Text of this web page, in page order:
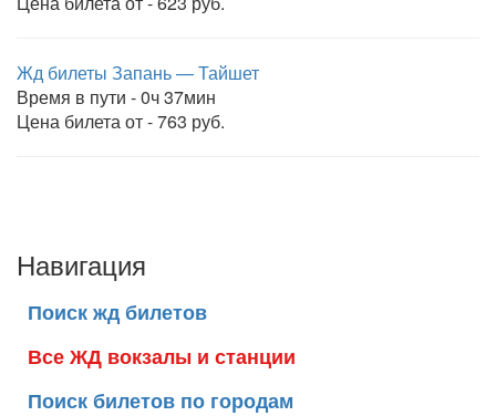
Жд билеты Запань — Тайшет
Время в пути - 0ч 37мин
Цена билета от - 763 руб.
Навигация
Поиск жд билетов
Все ЖД вокзалы и станции
Поиск билетов по городам